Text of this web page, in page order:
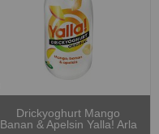
Drickyoghurt Mango
Banan & Apelsin Yalla! Arla